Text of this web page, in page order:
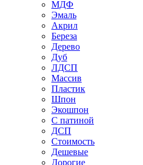
МДФ
Эмаль
Акрил
Береза
Дерево
Дуб
ЛДСП
Массив
Пластик
Шпон
Экошпон
С патиной
ДСП
Стоимость
Дешевые
Дорогие